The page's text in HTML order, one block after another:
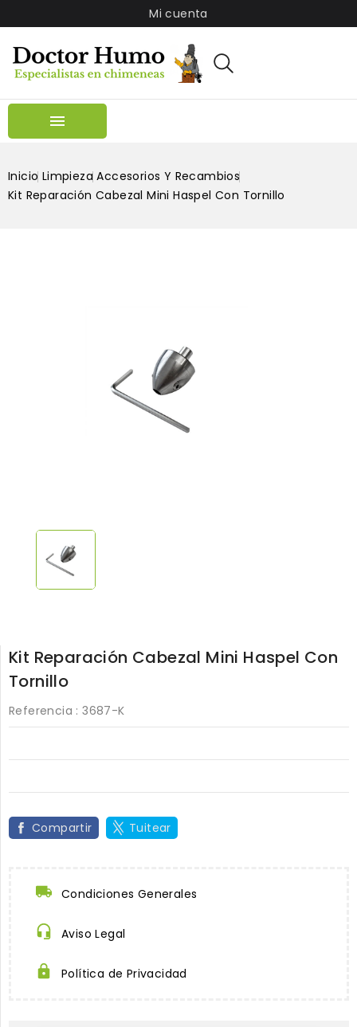
Mi cuenta

Inicio Limpieza Accesorios Y Recambios
Kit Reparación Cabezal Mini Haspel Con Tornillo
Kit Reparación Cabezal Mini Haspel Con
Tornillo
Referencia : 3687-K
Compartir Tuitear
Condiciones Generales
Aviso Legal
Política de Privacidad